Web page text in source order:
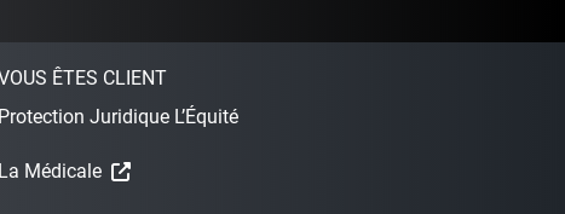
ÊTES CLIENT
Protection Juridique L’Équité
La Médicale